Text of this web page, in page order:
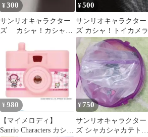
¥300
サンリオキャラクター
ズ カシャ！カシャカ
¥500
サンリオキャラクター
ズ カシャ！トイカメラ
¥ 980
【マイメロディ】
Sanrio Characters カシ
¥750
サンリオキャラクター
ズ シャカシャカテトラ